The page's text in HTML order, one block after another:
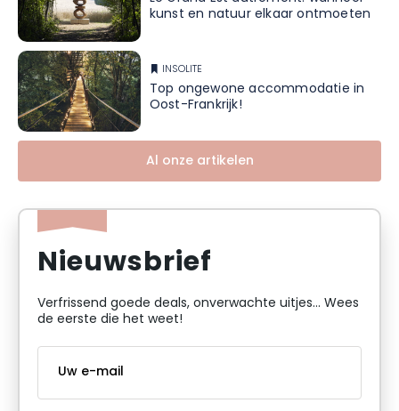
kunst en natuur elkaar ontmoeten
INSOLITE
Top ongewone accommodatie in
Oost-Frankrijk!
Al onze artikelen
Nieuwsbrief
Verfrissend goede deals, onverwachte uitjes... Wees
de eerste die het weet!